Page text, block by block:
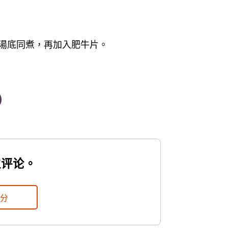
底同煮，再加入肥牛片。
论。